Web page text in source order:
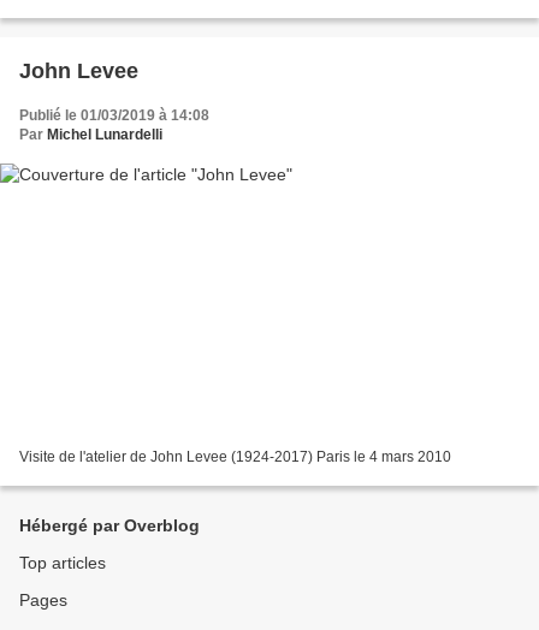
John Levee
Publié le 01/03/2019 à 14:08
Par Michel Lunardelli
Visite de l'atelier de John Levee (1924-2017) Paris le 4 mars 2010
Hébergé par Overblog
Top articles
Pages